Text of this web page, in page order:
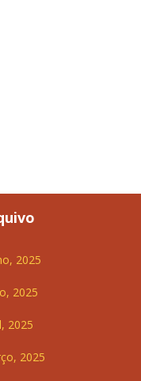
2025
2025
2025
2025